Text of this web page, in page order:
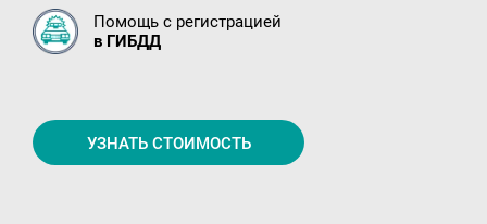
Партнёрам
Доставка Партнерам
Регистрация ГБО в ГИБДД
Обучение
Помощь с регистрацией
в ГИБДД
УЗНАТЬ СТОИМОСТЬ